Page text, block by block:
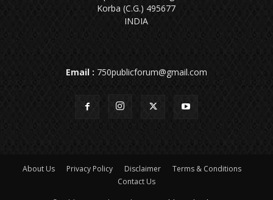
Korba (C.G.) 495677
INDIA
Email : 750publicforum@gmail.com
About Us Privacy Policy Disclaimer
Terms & Conditions
Contact Us